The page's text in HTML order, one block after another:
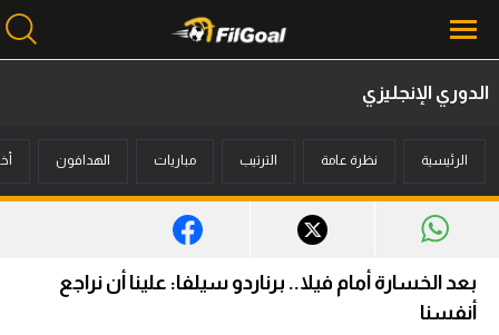
أخبار
ميركاتو
الدوري الإنجليزي
الرئيسية نظرة عامة الترتيب مباريات الهدافون
بعد الخسارة أمام فيلا.. برناردو سيلفا: علينا أن نراجع
أنفسنا